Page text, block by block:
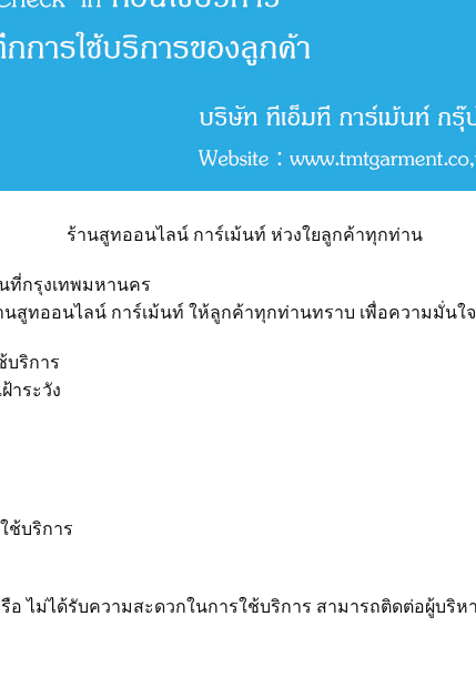
ร้านสูทออนไลน์ การ์เม้นท์ ห่วงใยลูกค้าทุกท่าน
ที่กรุงเทพมหานคร
สูทออนไลน์ การ์เม้นท์ ให้ลูกค้าทุกท่านทราบ เพื่อความมั่นใ
ริการ
าระวัง
ช้บริการ
ไม่ได้รับความสะดวกในการใช้บริการ สามารถติดต่อผู้บริหา